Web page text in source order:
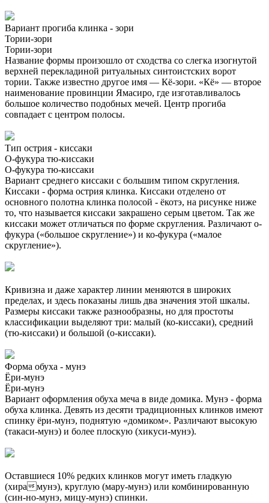
Вариант прогиба клинка - зори
Тории-зори
Тории-зори
Название формы произошло от сходства со слегка изогнутой
верхней перекладиной ритуальных синтоистских ворот
тории. Также известно другое имя — Кё-зори. «Кё» — второе
наименование провинции Ямасиро, где изготавливалось
большое количество подобных мечей. Центр прогиба
совпадает с центром полосы.
Тип острия - киссаки
О-фукура тю-киссаки
О-фукура тю-киссаки
Вариант среднего киссаки с большим типом скругления.
Киссаки - форма острия клинка. Киссаки отделено от
основного полотна клинка полосой - ёкотэ, на рисунке ниже
то, что называется киссаки закрашено серым цветом. Так же
киссаки может отличаться по форме скругления. Различают о-
фукура («большое скругление») и ко-фукура («малое
скругление»).
Кривизна и даже характер линии меняются в широких
пределах, и здесь показаны лишь два значения этой шкалы.
Размеры киссаки также разнообразны, но для простоты
классификации выделяют три: малый (ко-киссаки), средний
(тю-киссаки) и большой (о-киссаки).
Форма обуха - мунэ
Ёри-мунэ
Ёри-мунэ
Вариант оформления обуха меча в виде домика. Мунэ - форма
обуха клинка. Девять из десяти традиционных клинков имеют
спинку ёри-мунэ, поднятую «домиком». Различают высокую
(такаси-мунэ) и более плоскую (хикуси-мунэ).
Оставшиеся 10% редких клинков могут иметь гладкую
(хирамунэ), круглую (мару-мунэ) или комбинированную
(син-но-мунэ, мицу-мунэ) спинки.